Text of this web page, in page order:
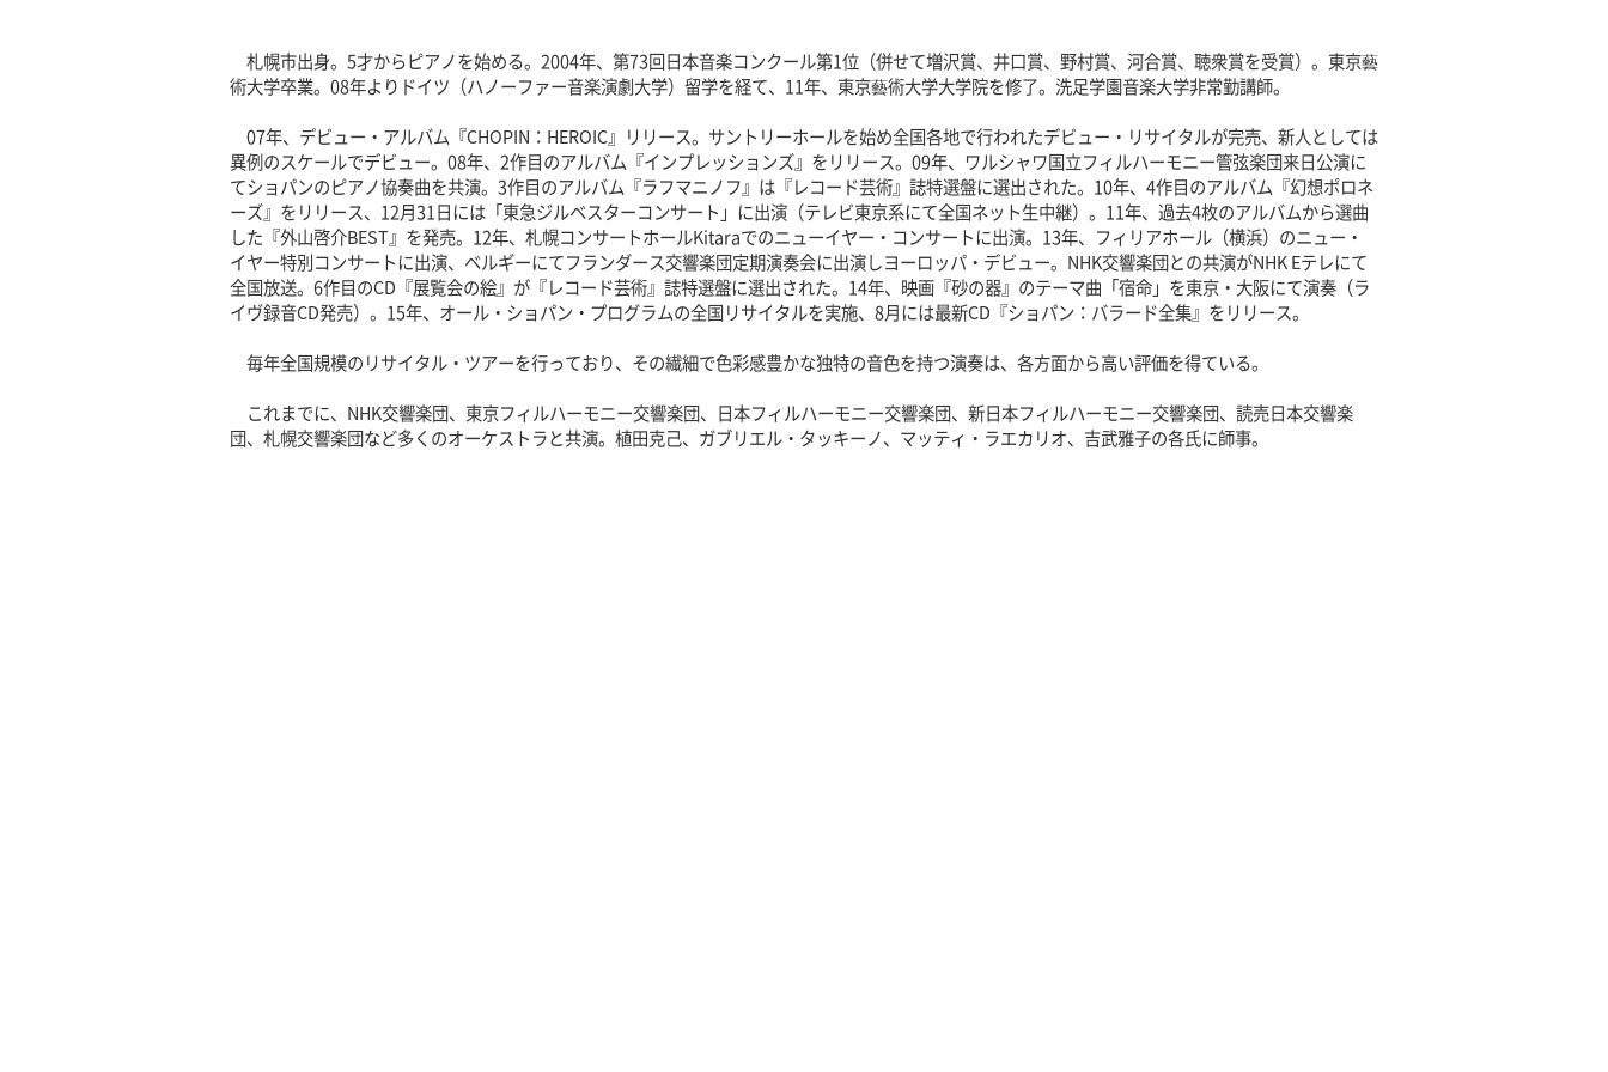
札幌市出身。5才からピアノを始める。2004年、第73回日本音楽コンクール第1位（併せて増沢賞、井口賞、野村賞、河合賞、聴衆賞を受賞）。東京藝
術大学卒業。08年よりドイツ（ハノーファー音楽演劇大学）留学を経て、11年、東京藝術大学大学院を修了。洗足学園音楽大学非常勤講師。
07年、デビュー・アルバム『CHOPIN：HEROIC』リリース。サントリーホールを始め全国各地で行われたデビュー・リサイタルが完売、新人としては
異例のスケールでデビュー。08年、2作目のアルバム『インプレッションズ』をリリース。09年、ワルシャワ国立フィルハーモニー管弦楽団来日公演に
てショパンのピアノ協奏曲を共演。3作目のアルバム『ラフマニノフ』は『レコード芸術』誌特選盤に選出された。10年、4作目のアルバム『幻想ポロネ
ーズ』をリリース、12月31日には「東急ジルベスターコンサート」に出演（テレビ東京系にて全国ネット生中継）。11年、過去4枚のアルバムから選曲
した『外山啓介BEST』を発売。12年、札幌コンサートホールKitaraでのニューイヤー・コンサートに出演。13年、フィリアホール（横浜）のニュー・
イヤー特別コンサートに出演、ベルギーにてフランダース交響楽団定期演奏会に出演しヨーロッパ・デビュー。NHK交響楽団との共演がNHK Eテレにて
全国放送。6作目のCD『展覧会の絵』が『レコード芸術』誌特選盤に選出された。14年、映画『砂の器』のテーマ曲「宿命」を東京・大阪にて演奏（ラ
イヴ録音CD発売）。15年、オール・ショパン・プログラムの全国リサイタルを実施、8月には最新CD『ショパン：バラード全集』をリリース。
毎年全国規模のリサイタル・ツアーを行っており、その繊細で色彩感豊かな独特の音色を持つ演奏は、各方面から高い評価を得ている。
これまでに、NHK交響楽団、東京フィルハーモニー交響楽団、日本フィルハーモニー交響楽団、新日本フィルハーモニー交響楽団、読売日本交響楽
団、札幌交響楽団など多くのオーケストラと共演。植田克己、ガブリエル・タッキーノ、マッティ・ラエカリオ、吉武雅子の各氏に師事。